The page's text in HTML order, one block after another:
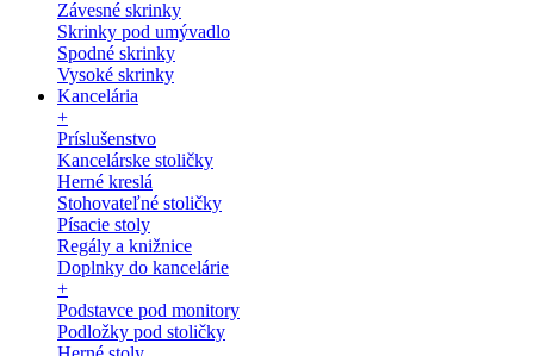
Závesné skrinky
Skrinky pod umývadlo
Spodné skrinky
Vysoké skrinky
Kancelária
+
Príslušenstvo
Kancelárske stoličky
Herné kreslá
Stohovateľné stoličky
Písacie stoly
Regály a knižnice
Doplnky do kancelárie
+
Podstavce pod monitory
Podložky pod stoličky